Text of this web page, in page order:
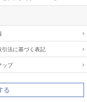
引法に基づく表記
ップ
る